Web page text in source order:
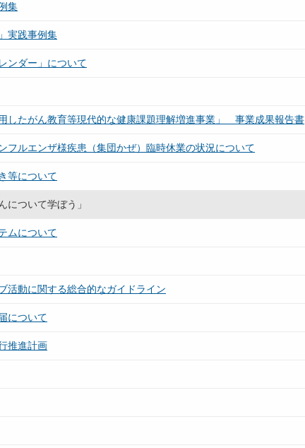
集
実践事例集
ンダー」について
したがん教育等現代的な健康課題理解増進事業」 事業成果報告書
フルエンザ様疾患（集団かぜ）臨時休業の状況について
等について
について学ぼう」
ムについて
活動に関する総合的なガイドライン
について
推進計画